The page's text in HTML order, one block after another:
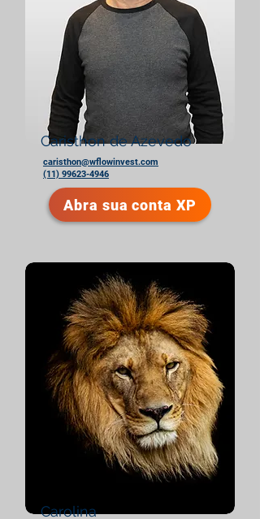
Caristhon de Azevedo
caristhon@wflowinvest.com
(11) 99623-4946
Abra sua conta XP
Carolina